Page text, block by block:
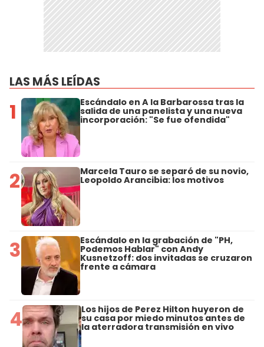
LAS MÁS LEÍDAS
1 Escándalo en A la Barbarossa tras la
salida de una panelista y una nueva
incorporación: "Se fue ofendida"
2 Marcela Tauro se separó de su novio,
Leopoldo Arancibia: los motivos
3 Escándalo en la grabación de "PH,
Podemos Hablar" con Andy
Kusnetzoff: dos invitadas se cruzaron
frente a cámara
4 Los hijos de Perez Hilton huyeron de
su casa por miedo minutos antes de
la aterradora transmisión en vivo